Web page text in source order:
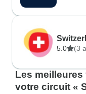
5.0 (3
Les
votre circuit «